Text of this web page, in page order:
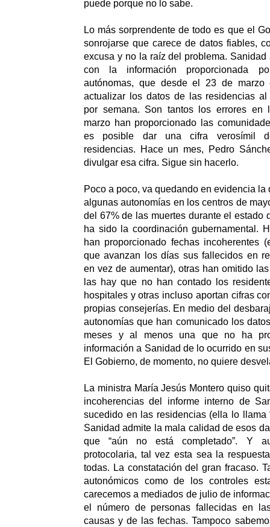
puede porque no lo sabe.
Lo más sorprendente de todo es que el
sonrojarse que carece de datos fiables,
excusa y no la raíz del problema. Sanidad
con la información proporcionada
autónomas, que desde el 23 de marzo
actualizar los datos de las residencias
por semana. Son tantos los errores en
marzo han proporcionado las
es posible dar una cifra verosímil
residencias. Hace un mes, Pedro
divulgar esa cifra. Sigue sin hacerlo.
Poco a poco, va quedando en evidencia la
algunas autonomías en los centros de
del 67% de las muertes durante el estado
ha sido la coordinación gubernamental.
han proporcionado fechas incoherentes
que avanzan los días sus fallecidos en
en vez de aumentar), otras han omitido
las hay que no han contado los
hospitales y otras incluso aportan cifras
propias consejerías. En medio del
autonomías que han comunicado los
meses y al menos una que no ha
información a Sanidad de lo ocurrido en
El Gobierno, de momento, no quiere
La ministra María Jesús Montero quiso
incoherencias del informe interno de
sucedido en las residencias (ella lo llama
Sanidad admite la mala calidad de esos
que “aún no está completado”. Y
protocolaria, tal vez esta sea la
todas. La constatación del gran fracaso.
autonómicos como de los controles
carecemos a mediados de julio de
el número de personas fallecidas en
causas y de las fechas. Tampoco